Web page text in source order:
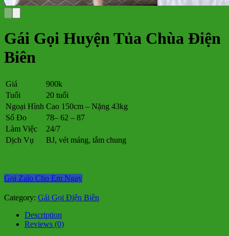
Gái Gọi Huyện Tủa Chùa Điện
Biên
Giá
900k
Tuổi
20 tuổi
Ngoại Hình Cao 150cm – Nặng 43kg
Số Đo
78– 62 – 87
Làm Việc
24/7
Dịch Vụ
BJ, vét máng, tắm chung
Gọi Zalo Cho Em Ngay
Category: Gái Gọi Điện Biên
Description
Reviews (0)